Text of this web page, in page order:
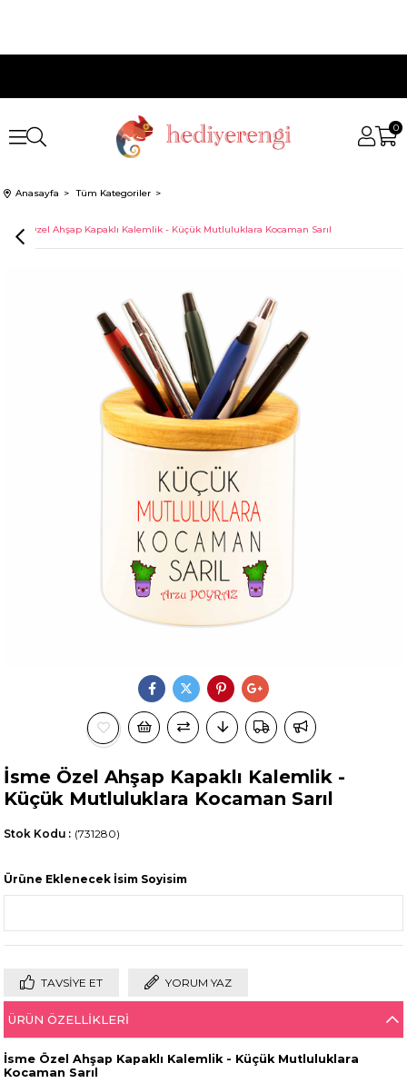
0
Anasayfa Tüm Kategoriler
İsme Özel Ahşap Kapaklı Kalemlik - Küçük Mutluluklara Kocaman Sarıl
İsme Özel Ahşap Kapaklı Kalemlik -
Küçük Mutluluklara Kocaman Sarıl
(731280)
Stok Kodu
Ürüne Eklenecek İsim Soyisim
TAVSIYE ET YORUM YAZ
ÜRÜN ÖZELLIKLERI
İsme Özel Ahşap Kapaklı Kalemlik - Küçük Mutluluklara
Kocaman Sarıl